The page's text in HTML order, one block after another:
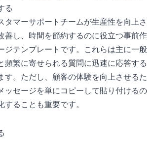
る
タマーサポートチームが生産性を向上さ
善し、時間を節約するのに役立つ事前作
ジテンプレートです。これらは主に一般
頻繁に寄せられる質問に迅速に応答する
す。ただし、顧客の体験を向上させるた
ッセージを単にコピーして貼り付けるの
することも重要です。